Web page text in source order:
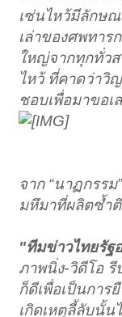
เซ่นไหว้มีลักษณ
เล่าของศพทาร
ใหญ่จากทุกทั่ว
ไหว้ ที่คาดว่าวิ
ชอบเพื่อมาขอเ
จาก “นาฏกรรม
มหึมาที่ผลิตซ้ำ
"ทีมข่าวไทยรัฐ
ภาพนิ่ง-วิดีโอ รี
ก็ดีเพื่อเป็นการ
เกิดเหตุลี้ลับนั้น